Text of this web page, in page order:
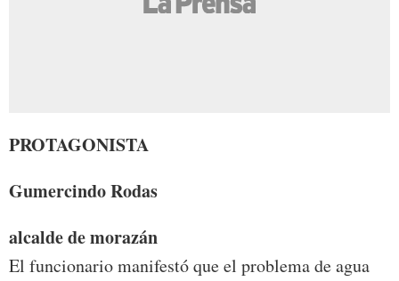
PROTAGONISTA
Gumercindo Rodas
alcalde de morazán
El funcionario manifestó que el problema de agua